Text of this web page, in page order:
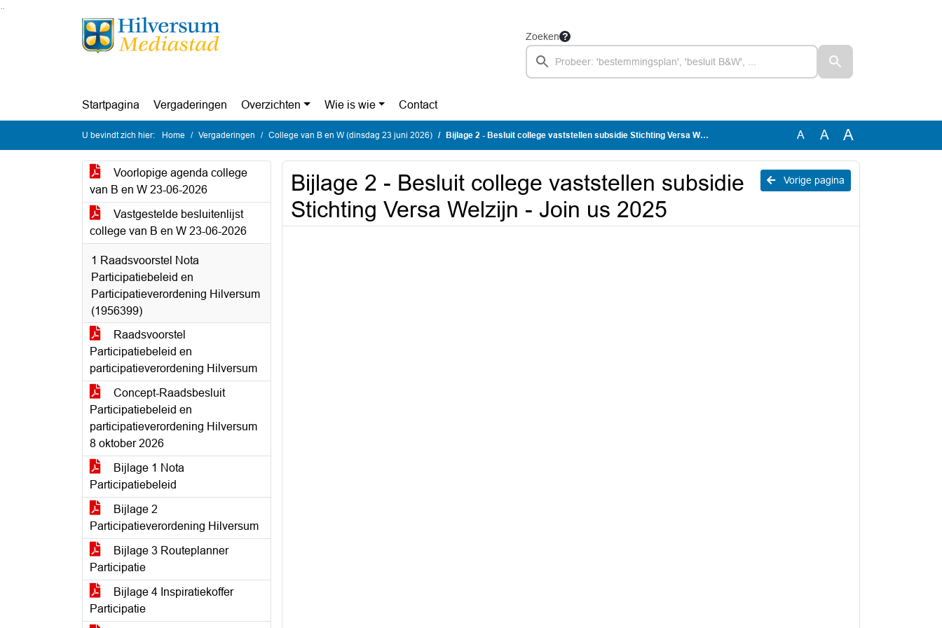
Ga naar de inhoud van deze pagina
Ga naar het zoeken
Ga naar het menu
Zoeken
Startpagina Vergaderingen Overzichten Wie is wie Contact
U bevindt zich hier: Home Vergaderingen College van B en W (dinsdag 23 juni 2026) Bijlage 2 - Besluit college vaststellen subsidie Stichting Versa Welzijn - Join us 2025 A A A
Voorlopige agenda college
van B en W 23-06-2026
Vastgestelde besluitenlijst
college van B en W 23-06-2026
1 Raadsvoorstel Nota
Participatiebeleid en
Participatieverordening Hilversum
(1956399)
Raadsvoorstel
Participatiebeleid en
participatieverordening Hilversum
Concept-Raadsbesluit
Participatiebeleid en
participatieverordening Hilversum
8 oktober 2026
Bijlage 1 Nota
Participatiebeleid
Bijlage 2
Participatieverordening Hilversum
Bijlage 3 Routeplanner
Participatie
Bijlage 4 Inspiratiekoffer
Participatie
Vorige pagina
Bijlage 2 - Besluit college vaststellen subsidie
Stichting Versa Welzijn - Join us 2025